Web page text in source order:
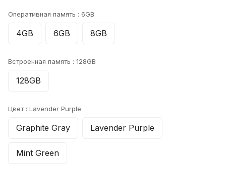
Оперативная память : 6GB
4GB 6GB 8GB
Встроенная память : 128GB
128GB
Цвет : Lavender Purple
Graphite Gray Lavender Purple
Mint Green